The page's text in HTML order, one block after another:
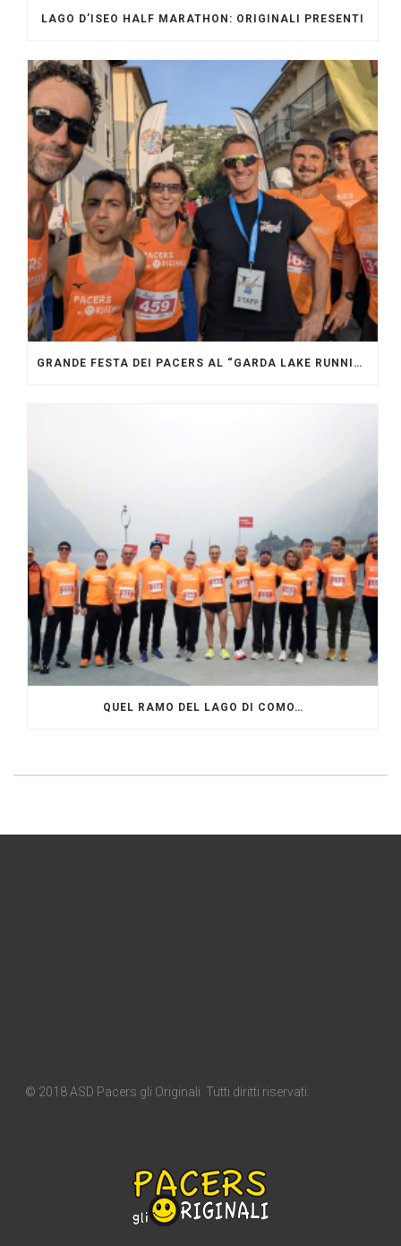
LAGO D’ISEO HALF MARATHON: ORIGINALI PRESENTI
GRANDE FESTA DEI PACERS AL “GARDA LAKE RUNNING FESTIVAL”
QUEL RAMO DEL LAGO DI COMO…
© 2018 ASD Pacers gli Originali. Tutti diritti riservati.